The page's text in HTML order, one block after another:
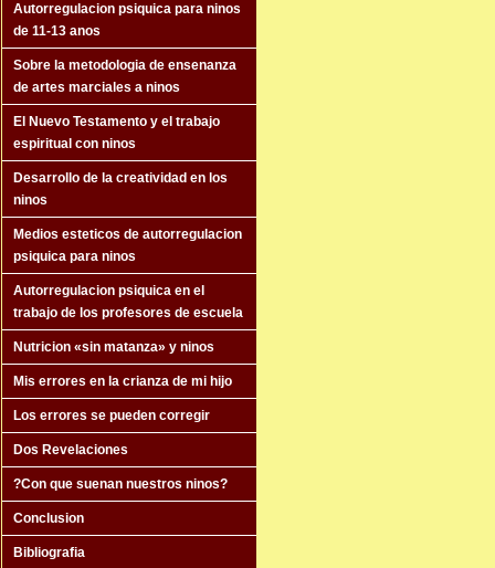
Autorregulacion psiquica para ninos
de 11-13 anos
Sobre la metodologia de ensenanza
de artes marciales a ninos
El Nuevo Testamento y el trabajo
espiritual con ninos
Desarrollo de la creatividad en los
ninos
Medios esteticos de autorregulacion
psiquica para ninos
Autorregulacion psiquica en el
trabajo de los profesores de escuela
Nutricion «sin matanza» y ninos
Mis errores en la crianza de mi hijo
Los errores se pueden corregir
Dos Revelaciones
?Con que suenan nuestros ninos?
Conclusion
Bibliografia